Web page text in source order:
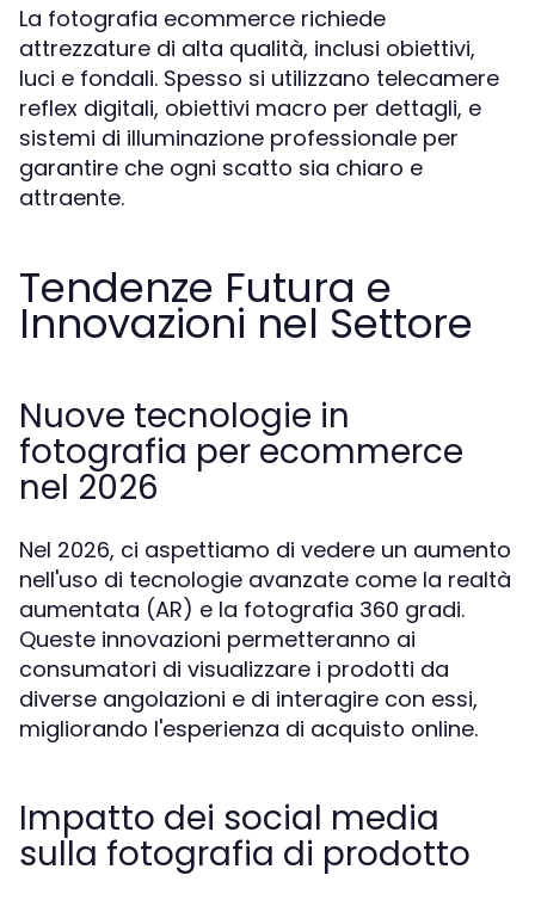
La fotografia ecommerce richiede
attrezzature di alta qualità, inclusi obiettivi,
luci e fondali. Spesso si utilizzano telecamere
reflex digitali, obiettivi macro per dettagli, e
sistemi di illuminazione professionale per
garantire che ogni scatto sia chiaro e
attraente.
Tendenze Futura e
Innovazioni nel Settore
Nuove tecnologie in
fotografia per ecommerce
nel 2026
Nel 2026, ci aspettiamo di vedere un aumento
nell'uso di tecnologie avanzate come la realtà
aumentata (AR) e la fotografia 360 gradi.
Queste innovazioni permetteranno ai
consumatori di visualizzare i prodotti da
diverse angolazioni e di interagire con essi,
migliorando l'esperienza di acquisto online.
Impatto dei social media
sulla fotografia di prodotto